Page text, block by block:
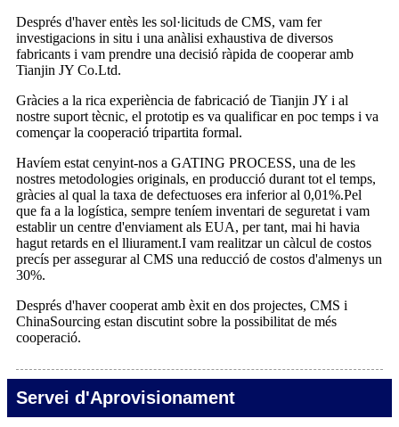
Després d'haver entès les sol·licituds de CMS, vam fer
investigacions in situ i una anàlisi exhaustiva de diversos
fabricants i vam prendre una decisió ràpida de cooperar amb
Tianjin JY Co.Ltd.
Gràcies a la rica experiència de fabricació de Tianjin JY i al
nostre suport tècnic, el prototip es va qualificar en poc temps i va
començar la cooperació tripartita formal.
Havíem estat cenyint-nos a GATING PROCESS, una de les
nostres metodologies originals, en producció durant tot el temps,
gràcies al qual la taxa de defectuoses era inferior al 0,01%.Pel
que fa a la logística, sempre teníem inventari de seguretat i vam
establir un centre d'enviament als EUA, per tant, mai hi havia
hagut retards en el lliurament.I vam realitzar un càlcul de costos
precís per assegurar al CMS una reducció de costos d'almenys un
30%.
Després d'haver cooperat amb èxit en dos projectes, CMS i
ChinaSourcing estan discutint sobre la possibilitat de més
cooperació.
Servei d'Aprovisionament